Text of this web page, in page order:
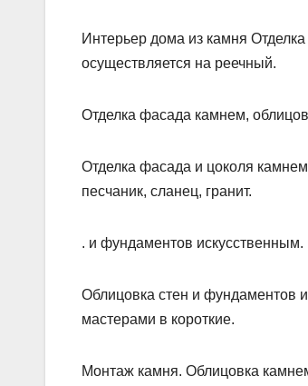
Интерьер дома из камня
осуществляется на реечный.
Отделка фасада камнем,
Отделка фасада и цоколя
песчаник, сланец, гранит.
. и фундаментов искусственным.
Облицовка стен и фундаментов
мастерами в короткие.
Монтаж камня. Облицовка